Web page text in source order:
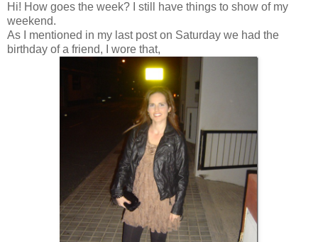
Hi! How goes the week? I still have things to show of my
weekend.
As I mentioned in my last post on Saturday we had the
birthday of a friend, I wore that,